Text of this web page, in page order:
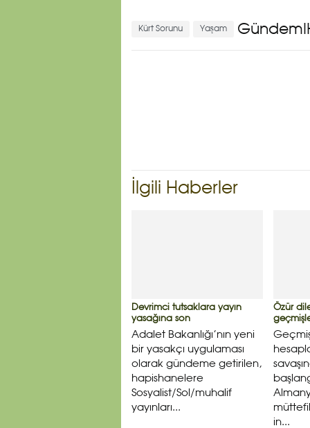
Kürt Sorunu Yaşam
İlgili Haberler
Devrimci tutsaklara yayın
yasağına son
Adalet Bakanlığı’nın yeni
bir yasakçı uygulaması
olarak gündeme getirilen,
hapishanelere
Sosyalist/Sol/muhalif
yayınları...
Özür
in...